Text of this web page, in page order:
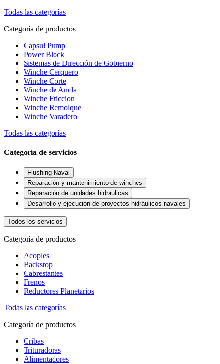
Todas las categorías
Categoría de productos
Capsul Pump
Power Block
Sistemas de Dirección de Gobierno
Winche Cerquero
Winche Corte
Winche de Ancla
Winche Friccion
Winche Remolque
Winche Varadero
Todas las categorías
Categoría de servicios
Flushing Naval
Reparación y mantenimiento de winches
Reparación de unidades hidráulicas
Desarrollo y ejecución de proyectos hidráulicos navales
Todos los servicios
Categoría de productos
Acoples
Backstop
Cabrestantes
Frenos
Reductores Planetarios
Todas las categorías
Categoría de productos
Cribas
Trituradoras
Alimentadores